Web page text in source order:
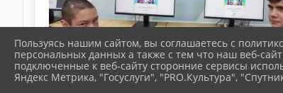
Пользуясь нашим сайтом, вы соглашаетесь с
персональных данных а также с тем что наш веб-
подключенные к веб-сайту сторонние сервисы
Яндекс Метрика, "Госуслуги", "PRO.Культура",